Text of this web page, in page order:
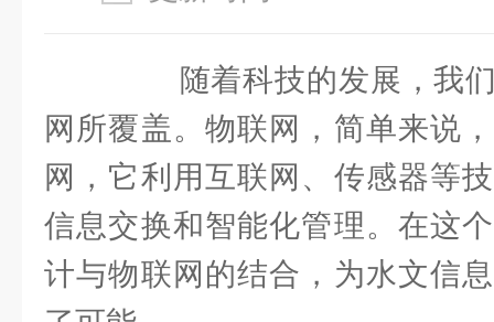
随着科技的发展，我们
网所覆盖。物联网，简单来说
网，它利用互联网、传感器等
信息交换和智能化管理。在这
计与物联网的结合，为水文信